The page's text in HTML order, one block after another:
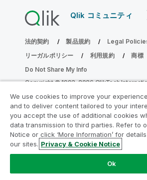
Qlik コミュニティ
法的契約 製品規約
Legal
リーガルポリシー
利用規約
商標
Do Not Share My Info
Copyright © 1993-2026 QlikTech
分析の近代化プログラムに
分析最新化プログラムにより、重要な
にさらすことなく最新化しましょう。
細を表示するか、次にお問い合わせくだ
We use cookies to improve your
and to deliver content tailored to your
you accept the use of additional cookies
data transmission to third parties. Refer to
Notice or click ‘More Information’ for
our sites. Privacy & Cookie Notice
Ok